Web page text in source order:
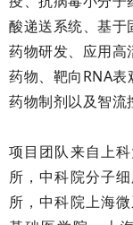
酸递送系统、基于
药物研发、应用高
药物、靶向RNA
药物制剂以及智流
项目团队来自上
所，中科院分子
所，中科院上海